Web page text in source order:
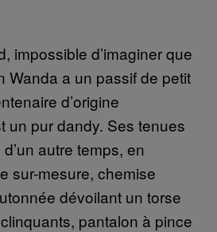
impossible d’imaginer que
Wanda a un passif de petit
d’origine
un pur dandy. Ses tenues
autre temps, en
sur-mesure, chemise
dévoilant un torse
pantalon à pince